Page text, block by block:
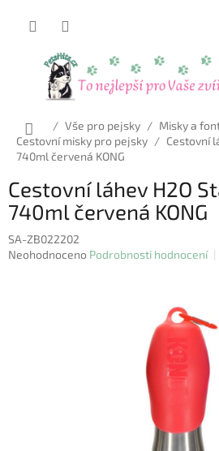
Domů
/ Vše pro pejsky / Misky a
Cestovní misky pro pejsky / Cestovní
740ml červená KONG
Cestovní láhev H2O
740ml červená KONG
SA-ZB022202
Průměrné
Neohodnoceno Podrobnosti hodnocení